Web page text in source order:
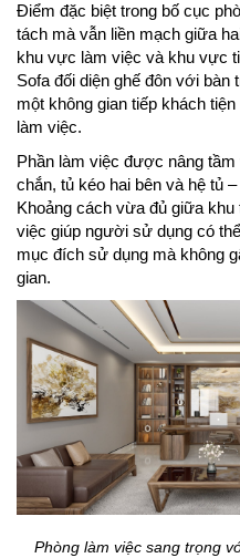
Điểm đặc biệt trong bố cục
tách mà vẫn liền mạch giữa
khu vực làm việc và khu vực
Sofa đối diện ghế đôn với bàn
một không gian tiếp khách
làm việc.
Phần làm việc được nâng
chắn, tủ kéo hai bên và hệ tủ
Khoảng cách vừa đủ giữa khu
việc giúp người sử dụng có
mục đích sử dụng mà không
gian.
Phòng làm việc sang trọng